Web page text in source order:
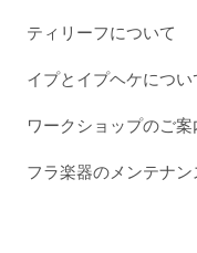
ティリーフについて
イプとイプヘケについ
ワークショップのご案
フラ楽器のメンテナン